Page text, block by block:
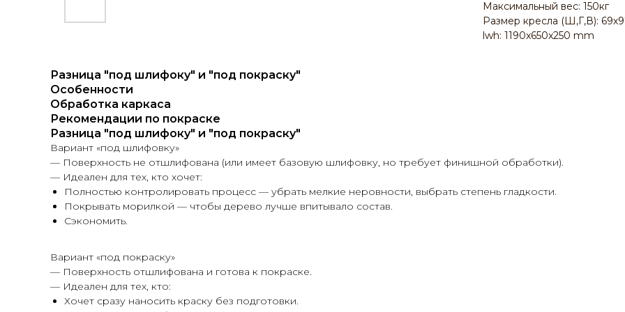
Максимальный вес: 150кг
Размер кресла (Ш,Г,В):
lwh: 1190x650x250 mm
Разница "под шлифоку" и "под покраску"
Особенности
Обработка каркаса
Рекомендации по покраске
Разница "под шлифоку" и "под покраску"
Вариант «под шлифовку»
— Поверхность не отшлифована (или имеет базовую шлифовку, но требует финишной обработки).
— Идеален для тех, кто хочет:
Полностью контролировать процесс — убрать мелкие неровности, выбрать степень гладкости.
Покрывать морилкой — чтобы дерево лучше впитывало состав.
Сэкономить.
Вариант «под покраску»
— Поверхность отшлифована и готова к покраске.
— Идеален для тех, кто:
Хочет сразу наносить краску без подготовки.